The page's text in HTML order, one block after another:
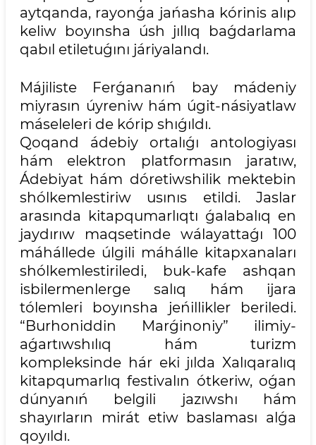
aytqanda, rayonǵa jańasha kórinis alıp
keliw boyınsha úsh jıllıq baǵdarlama
qabıl etiletuǵını járiyalandı.
Májiliste Ferǵananıń bay mádeniy
miyrasın úyreniw hám úgit-násiyatlaw
máseleleri de kórip shıǵıldı.
Qoqand ádebiy ortalıǵı antologiyası
hám elektron platformasın jaratıw,
Ádebiyat hám dóretiwshilik mektebin
shólkemlestiriw usınıs etildi. Jaslar
arasında kitapqumarlıqtı ǵalabalıq en
jaydırıw maqsetinde wálayattaǵı 100
máhállede úlgili máhálle kitapxanaları
shólkemlestiriledi, buk-kafe ashqan
isbilermenlerge salıq hám ijara
tólemleri boyınsha jeńillikler beriledi.
“Burhoniddin Marǵinoniy” ilimiy-
aǵartıwshılıq hám turizm
kompleksinde hár eki jılda Xalıqaralıq
kitapqumarlıq festivalın ótkeriw, oǵan
dúnyanıń belgili jazıwshı hám
shayırların mirát etiw baslaması alǵa
qoyıldı.